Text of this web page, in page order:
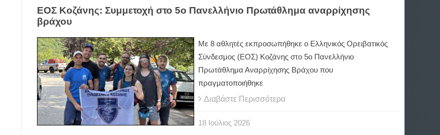
ΕΟΣ Κοζάνης: Συμμετοχή στο 5ο Πανελλήνιο Πρωτάθλημα αναρρίχησης
βράχου
Mε 8 αθλητές εκπροσωπήθηκε ο Ελληνικός Ορειβατικός
Σύνδεσμος (ΕΟΣ) Κοζάνης στο 5ο Πανελλήνιο
Πρωτάθλημα Αναρρίχησης Βράχου που
πραγματοποιήθηκε
Διαβάστε Περισσότερα
18 Ιούλιος 2026